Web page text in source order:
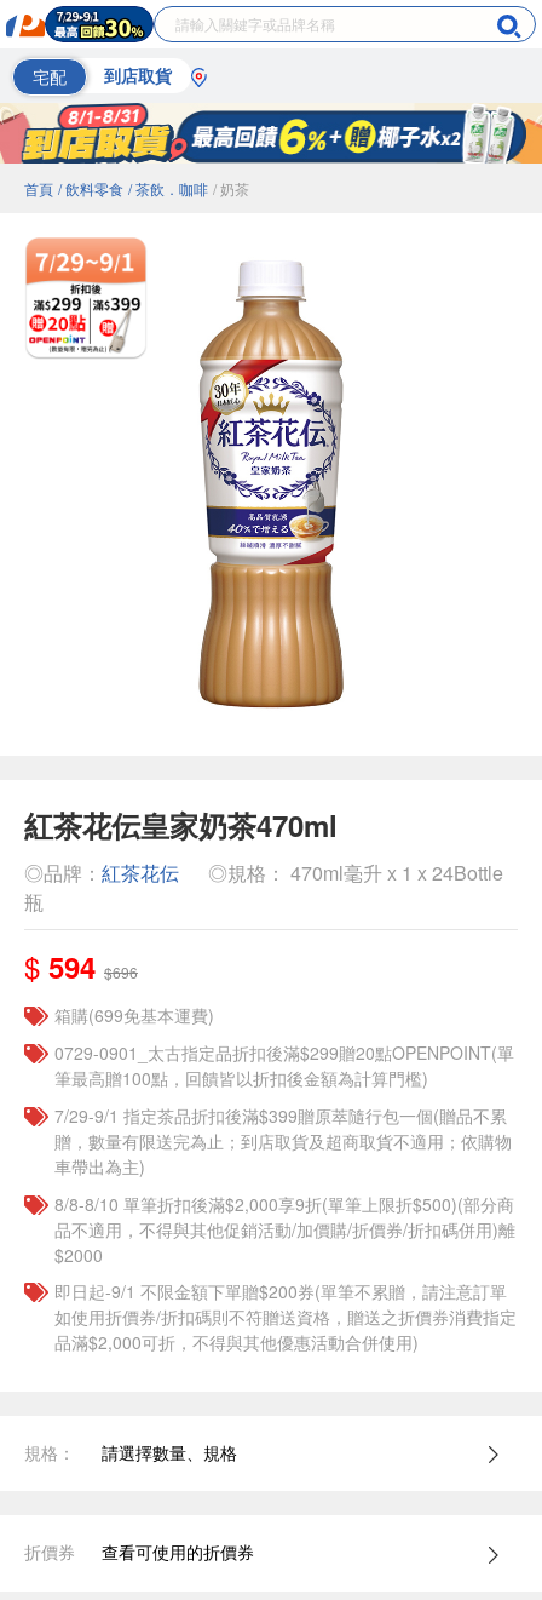
宅配 到店取貨
首頁 / 飲料零食 / 茶飲．咖啡 / 奶茶
紅茶花伝皇家奶茶470ml
◎品牌： 紅茶花伝
◎規格： 470ml毫升 x 1 x 24Bottle
瓶
$ 594 $696
箱購(699免基本運費)
0729-0901_太古指定品折扣後滿$299贈20點OPENPOINT(單
筆最高贈100點，回饋皆以折扣後金額為計算門檻)
7/29-9/1 指定茶品折扣後滿$399贈原萃隨行包一個​(贈品不累
贈，數量有限送完為止；到店取貨及超商取貨不適用；依購物
車帶出為主)
8/8-8/10 單筆折扣後滿$2,000享9折(單筆上限折$500)(部分商
品不適用，不得與其他促銷活動/加價購/折價券/折扣碼併用)離
$2000
即日起-9/1 不限金額下單贈$200券(單筆不累贈，請注意訂單
如使用折價券/折扣碼則不符贈送資格，贈送之折價券消費指定
品滿$2,000可折，不得與其他優惠活動合併使用)
規格： 請選擇數量、規格
折價券 查看可使用的折價券